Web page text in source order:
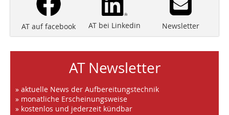
AT auf facebook AT bei Linkedin Newsletter
AT Newsletter
» aktuelle News der Aufbereitungstechnik
» monatliche Erscheinungsweise
» kostenlos und jederzeit kündbar